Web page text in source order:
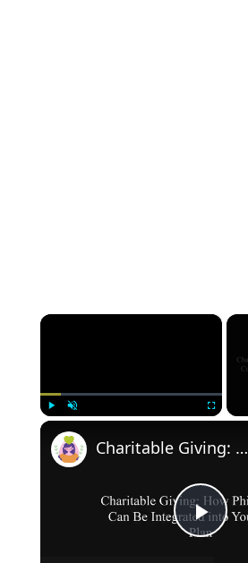
×
Play
Charitable Giving: How Philanthropy Can Be Integrated into Your Estate Plan